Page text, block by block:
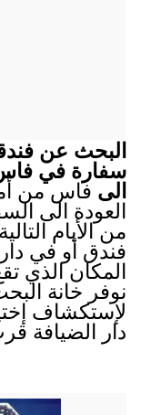
البحث عن
سفارة في فاس
الى فاس من
العودة الى
من الأيام
فندق أو في
المكان الذي
نوفر خانة
لإستكشاف
دار الضيافة